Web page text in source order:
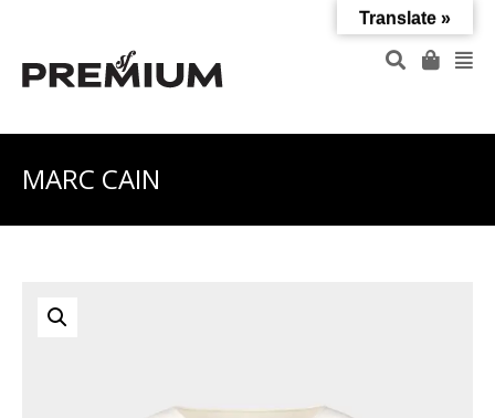
MARC CAIN
Translate »